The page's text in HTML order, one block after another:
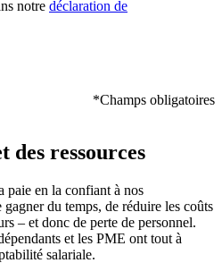
notre déclaration de
*Champs obligatoires
des ressources
paie en la confiant à nos
du temps, de réduire les coûts
– et donc de perte de personnel.
et les PME ont tout à
salariale.